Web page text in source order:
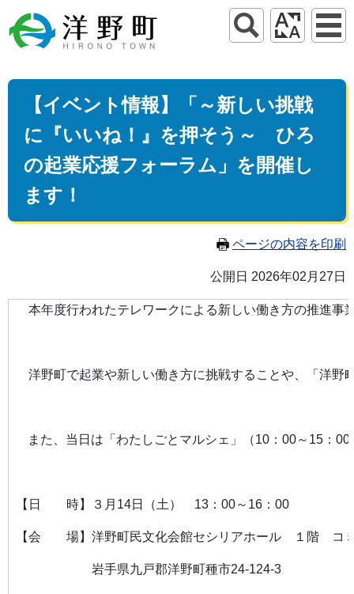
【イベント情報】「～新しい挑戦
に『いいね！』を押そう～ ひろ
の起業応援フォーラム」を開催し
ます！
ページの内容を印刷
公開日 2026年02月27日
本年度行われたテレワークによる新しい働き方の推進事
洋野町で起業や新しい働き方に挑戦することや、「洋野
また、当日は「わたしごとマルシェ」（10：00～15
【日 時】３月14日（土） 13：00～16：00
【会 場】洋野町民文化会館セシリアホール １階 コミ
岩手県九戸郡洋野町種市24-124-3